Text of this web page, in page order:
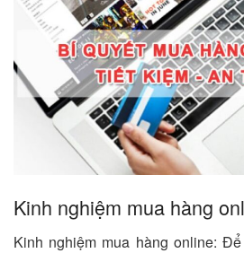
Kinh nghiệm mua hàng
Kinh nghiệm mua hàng online: